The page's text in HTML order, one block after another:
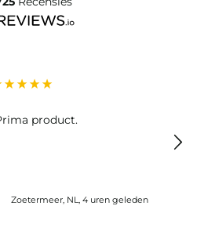
product.
Zoetermeer, NL, 4 uren geleden
lang